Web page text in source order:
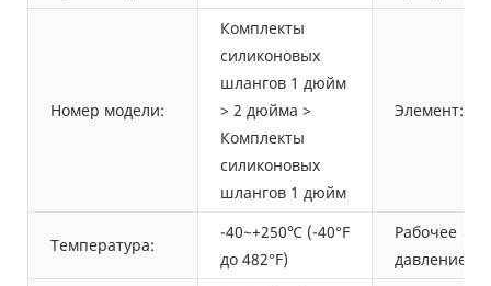
Номер модели:
Комплекты
силиконовых
шлангов 1 дюйм
> 2 дюйма >
Комплекты
силиконовых
шлангов 1 дюйм
Элемент:
Температура:
-40~+250℃ (-40°F
до 482°F)
Рабочее
давление: